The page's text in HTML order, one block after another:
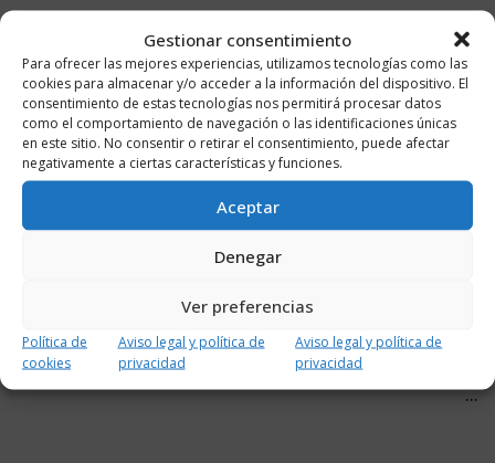
Gestionar consentimiento
Para ofrecer las mejores experiencias, utilizamos tecnologías como las
cookies para almacenar y/o acceder a la información del dispositivo. El
consentimiento de estas tecnologías nos permitirá procesar datos
como el comportamiento de navegación o las identificaciones únicas
en este sitio. No consentir o retirar el consentimiento, puede afectar
negativamente a ciertas características y funciones.
Aceptar
Denegar
Ver preferencias
Política de
cookies
Aviso legal y política de
privacidad
Aviso legal y política de
privacidad
AYUDAS COCHES
Noticia anterior
El Ayuntamiento reduce el IBI, congela
impuestos ...
ARAG-ASAJA traslada a Capellán la necesidad de
...